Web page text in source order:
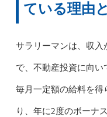
ている理由
サラリーマンは、収入
で、不動産投資に向い
毎月一定額の給料を得
り、年に2度のボーナ